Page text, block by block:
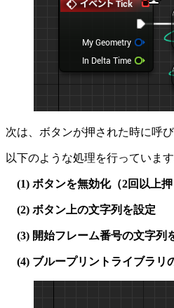
次は、ボタンが押された時に呼
以下のような処理を行っています
(1) ボタンを無効化（2回以上押
(2) ボタン上の文字列を設定
(3) 開始フレーム番号の文字列
(4) ブループリントライブラリ